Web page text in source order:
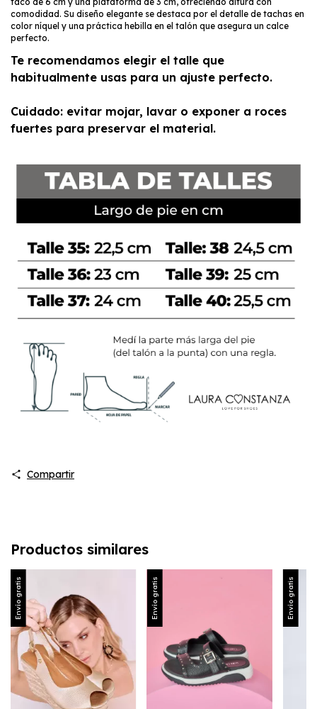
comodidad. Su diseño elegante se destaca por el detalle de tachas en
color níquel y una práctica hebilla en el talón que asegura un calce
perfecto.
Te recomendamos elegir el talle que
habitualmente usas para un ajuste perfecto.
Cuidado: evitar mojar, lavar o exponer a roces
fuertes para preservar el material.
Compartir
Productos similares
Envío gratis Envío gratis Envío gratis